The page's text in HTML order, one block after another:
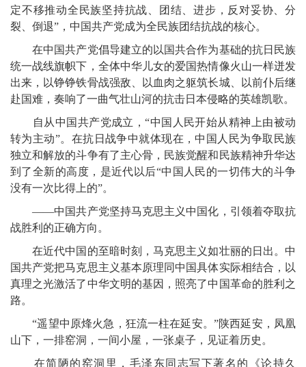
定不移推动全民族坚持抗战、团结、进步，反对妥协、分
裂、倒退”，中国共产党成为全民族团结抗战的核心。
在中国共产党倡导建立的以国共合作为基础的抗日民族
统一战线旗帜下，全体中华儿女的爱国热情像火山一样迸发
出来，以铮铮铁骨战强敌、以血肉之躯筑长城、以前仆后继
赴国难，奏响了一曲气壮山河的抗击日本侵略的英雄凯歌。
自从中国共产党成立，“中国人民开始从精神上由被动
转为主动”。在抗日战争中就体现在，中国人民为争取民族
独立和解放的斗争有了主心骨，民族觉醒和民族精神升华达
到了全新的高度，是近代以后“中国人民的一切伟大的斗争
没有一次比得上的”。
——中国共产党坚持马克思主义中国化，引领着夺取抗
战胜利的正确方向。
在近代中国的至暗时刻，马克思主义如壮丽的日出。中
国共产党把马克思主义基本原理同中国具体实际相结合，以
真理之光激活了中华文明的基因，照亮了中国革命的胜利之
路。
“遥望中原烽火急，狂流一柱在延安。”陕西延安，凤凰
山下，一排窑洞，一间小屋，一张桌子，见证着历史。
在简陋的窑洞里，毛泽东同志写下著名的《论持久